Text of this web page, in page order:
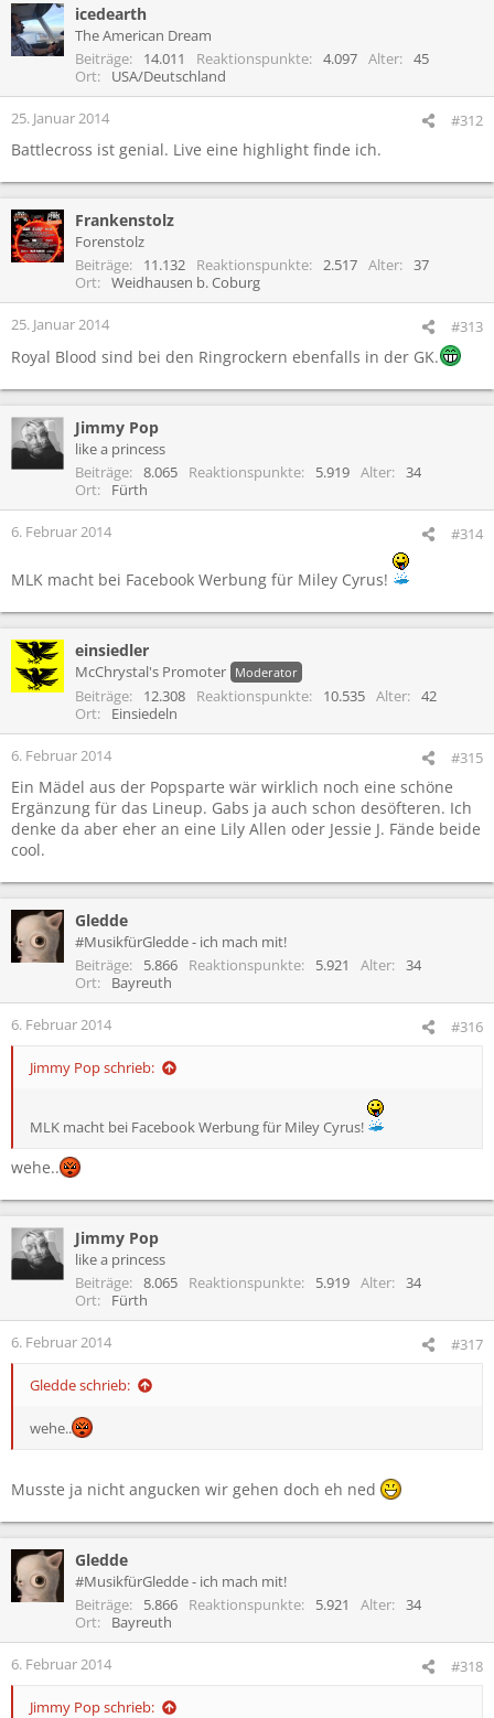
icedearth
The American Dream
Beiträge
14.011 Reaktionspunkte 4.097 Alter
45
Ort
USA/Deutschland
25. Januar 2014 #312
Battlecross ist genial. Live eine highlight finde ich.
Frankenstolz
Forenstolz
Beiträge
11.132 Reaktionspunkte 2.517 Alter
37
Ort
Weidhausen b. Coburg
25. Januar 2014 #313
Royal Blood sind bei den Ringrockern ebenfalls in der GK.
Jimmy Pop
like a princess
Beiträge
8.065 Reaktionspunkte 5.919 Alter
34
Ort
Fürth
6. Februar 2014 #314
MLK macht bei Facebook Werbung für Miley Cyrus!
einsiedler
McChrystal's Promoter Moderator
Beiträge 12.308 Reaktionspunkte 10.535 Alter
42
Ort
Einsiedeln
6. Februar 2014 #315
Ein Mädel aus der Popsparte wär wirklich noch eine schöne
Ergänzung für das Lineup. Gabs ja auch schon desöfteren. Ich
denke da aber eher an eine Lily Allen oder Jessie J. Fände beide
cool.
Gledde
#MusikfürGledde - ich mach mit!
Beiträge
5.866 Reaktionspunkte 5.921 Alter
34
Ort
Bayreuth
6. Februar 2014 #316
Jimmy Pop schrieb:
MLK macht bei Facebook Werbung für Miley Cyrus!
wehe..
Jimmy Pop
like a princess
Beiträge
8.065 Reaktionspunkte 5.919 Alter
34
Ort
Fürth
6. Februar 2014 #317
Gledde schrieb:
wehe..
Musste ja nicht angucken wir gehen doch eh ned
Gledde
#MusikfürGledde - ich mach mit!
Beiträge
5.866 Reaktionspunkte 5.921 Alter
34
Ort
Bayreuth
6. Februar 2014 #318
Jimmy Pop schrieb: